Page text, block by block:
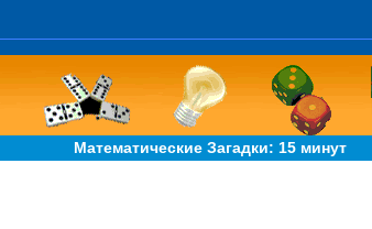
Математические Загадки: 15 минут